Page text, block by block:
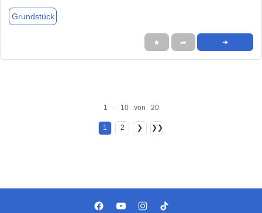
Grundstück
★ ➦ ➜
1 - 10 von 20
1 2 ❯ ❯❯